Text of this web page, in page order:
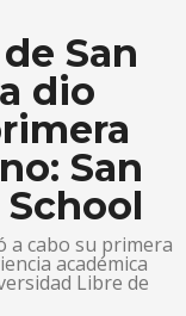
San
dio
San
a cabo su primera
académica
Libre de